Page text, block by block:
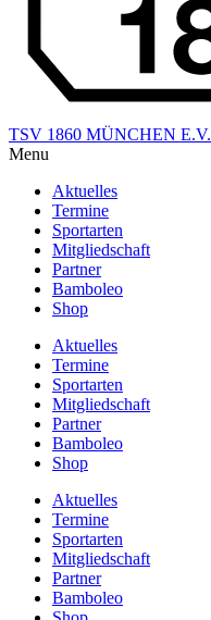
TSV 1860 MÜNCHEN E.V.
Menu
Aktuelles
Termine
Sportarten
Mitgliedschaft
Partner
Bamboleo
Shop
Aktuelles
Termine
Sportarten
Mitgliedschaft
Partner
Bamboleo
Shop
Aktuelles
Termine
Sportarten
Mitgliedschaft
Partner
Bamboleo